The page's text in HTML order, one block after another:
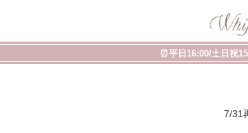
⏰平日16:00/土日祝
7/31